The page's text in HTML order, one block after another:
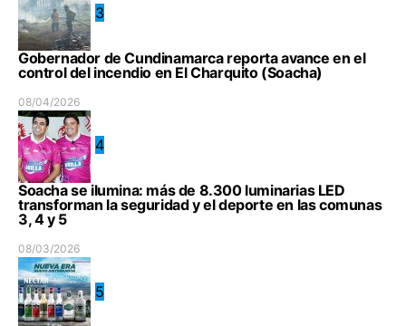
3
Gobernador de Cundinamarca reporta avance en el
control del incendio en El Charquito (Soacha)
08/04/2026
4
Soacha se ilumina: más de 8.300 luminarias LED
transforman la seguridad y el deporte en las comunas
3, 4 y 5
08/03/2026
5